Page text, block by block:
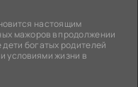
настоящим
мажоров в продолжении
богатых родителей
условиями жизни в